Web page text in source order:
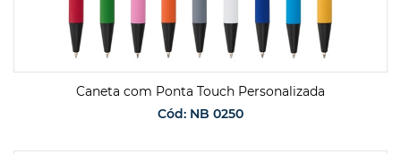
Caneta com Ponta Touch Personalizada
Cód: NB 0250